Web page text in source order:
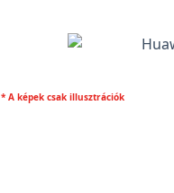
* A képek csak illusztrációk